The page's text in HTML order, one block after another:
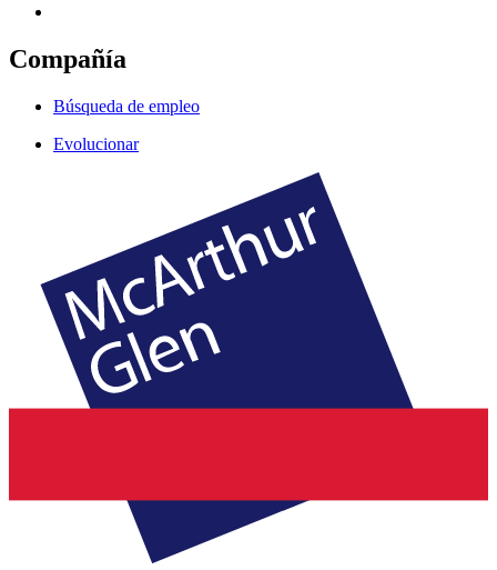
Compañía
Búsqueda de empleo
Evolucionar